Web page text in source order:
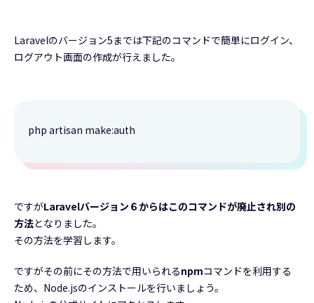
Laravelのバージョン5までは下記のコマンドで簡単にログイン、
ログアウト画面の作成が行えました。
php artisan make:auth
ですがLaravelバージョン６からはこのコマンドが廃止され別の
方法となりました。
その方法を学習します。
ですがその前にその方法で用いられるnpmコマンドを利用する
ため、Node.jsのインストールを行いましょう。